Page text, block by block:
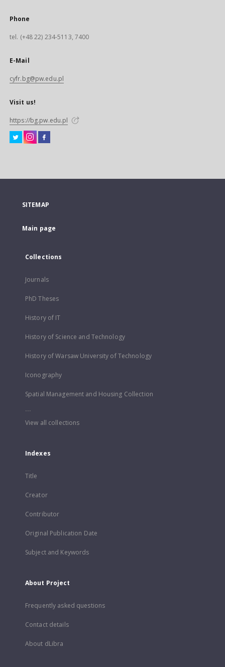
Phone
tel. (+48 22) 234-5113, 7400
E-Mail
cyfr.bg@pw.edu.pl
Visit us!
https://bg.pw.edu.pl
SITEMAP
Main page
Collections
Journals
PhD Theses
History of IT
History of Science and Technology
History of Warsaw University of Technology
Iconography
Spatial Management and Housing Collection
...
View all collections
Indexes
Title
Creator
Contributor
Original Publication Date
Subject and Keywords
About Project
Frequently asked questions
Contact details
About dLibra